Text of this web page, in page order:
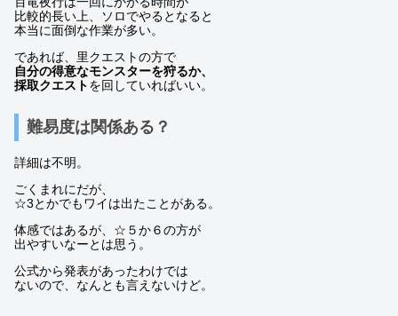
比較的長い上、ソロでやるとなると
本当に面倒な作業が多い。
であれば、里クエストの方で
自分の得意なモンスターを狩るか、
採取クエストを回していればいい。
難易度は関係ある？
詳細は不明。
ごくまれにだが、
☆3とかでもワイは出たことがある。
体感ではあるが、☆５か６の方が
出やすいなーとは思う。
公式から発表があったわけでは
ないので、なんとも言えないけど。